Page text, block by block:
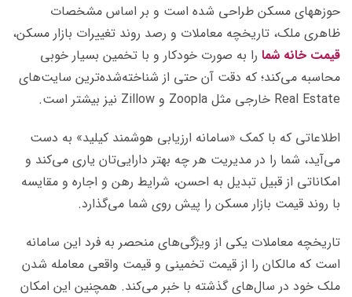
حوزه‎های مسکن طراحی شده است و بر اساس مشخصات
ظاهری ملک، تاریخچه معاملات و رصد روند تغییرات بازار مسکن،
قیمت خانه شما را به صورت خودکار و با تخمین بسیار خوبی
محاسبه می‌کند؛ که دقت آن حتی از شناخته‌‌شده‌ترین سایت‌های
Real Estate خارجی مثل Zoopla و Zillow نیز بیشتر است.
اطلاعاتی که با کمک «سامانه ارزیابی هوشمند کیلید» به دست
می‌آید، شما را در مدیریت هر چه بهتر دارایی‌تان یاری می‌کند و
امکاناتی از قبیل تبدیل به احسن، شرایط رهن و اجاره و مقایسه
با روند قیمت بازار مسکن را پیش روی شما می‌گذارد.
تاریخچه معاملات یکی از ویژگی‌های منحصر به فرد این سامانه
است که مالکان را از قیمت تخمینی و قیمت واقعی معامله شدن
ملک خود در سال‌های گذشته با خبر می‌کند. همچنین این امکان